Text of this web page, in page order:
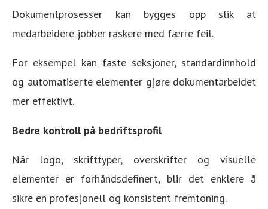
Dokumentprosesser kan bygges opp slik at
medarbeidere jobber raskere med færre feil.
For eksempel kan faste seksjoner, standardinnhold
og automatiserte elementer gjøre dokumentarbeidet
mer effektivt.
Bedre kontroll på bedriftsprofil
Når logo, skrifttyper, overskrifter og visuelle
elementer er forhåndsdefinert, blir det enklere å
sikre en profesjonell og konsistent fremtoning.